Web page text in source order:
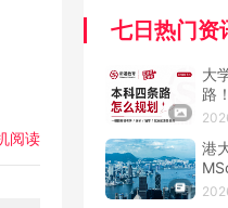
阅读
七日热门资
大
路！
港
是